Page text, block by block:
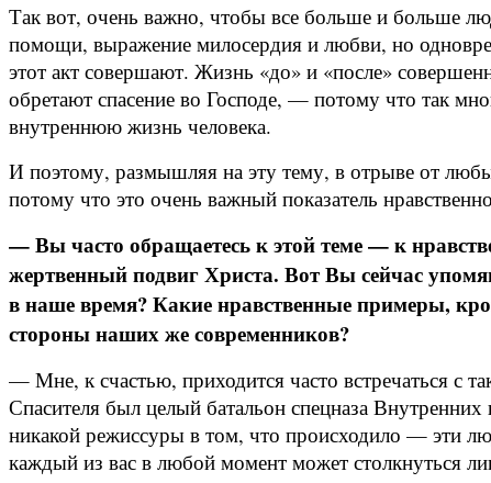
Так вот, очень важно, чтобы все больше и больше
помощи, выражение милосердия и любви, но
этот акт совершают. Жизнь «до» и «после»
обретают спасение во Господе, — потому что так
внутреннюю жизнь человека.
И поэтому, размышляя на эту тему, в отрыве от
потому что это очень важный показатель
— Вы часто обращаетесь к этой теме — к
жертвенный подвиг Христа. Вот Вы сейчас
в наше время? Какие нравственные примеры,
стороны наших же современников?
— Мне, к счастью, приходится часто встречаться с
Спасителя был целый батальон спецназа
никакой режиссуры в том, что происходило — эти
каждый из вас в любой момент может столкнуться